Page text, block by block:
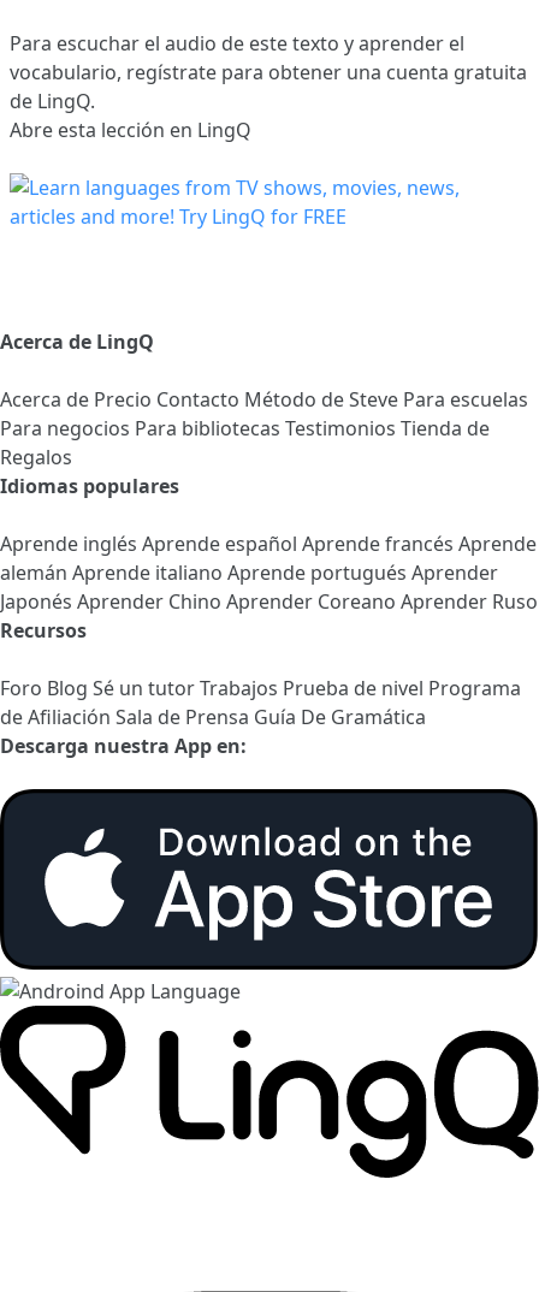
Para escuchar el audio de este texto y aprender el
vocabulario, regístrate para obtener una cuenta gratuita
de LingQ.
Abre esta lección en LingQ
Acerca de LingQ
Acerca de Precio Contacto Método de Steve Para escuelas
Para negocios Para bibliotecas Testimonios Tienda de
Regalos
Idiomas populares
Aprende inglés Aprende español Aprende francés Aprende
alemán Aprende italiano Aprende portugués Aprender
Japonés Aprender Chino Aprender Coreano Aprender Ruso
Recursos
Foro Blog Sé un tutorTrabajos Prueba de nivel Programa
de Afiliación Sala de Prensa Guía De Gramática
Descarga nuestra App en: